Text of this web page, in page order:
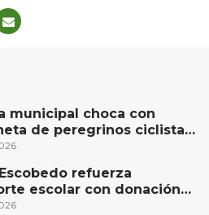
municipal choca con
de peregrinos ciclistas
México-Querétaro
refuerza
escolar con donación
de Flecha Amarilla para